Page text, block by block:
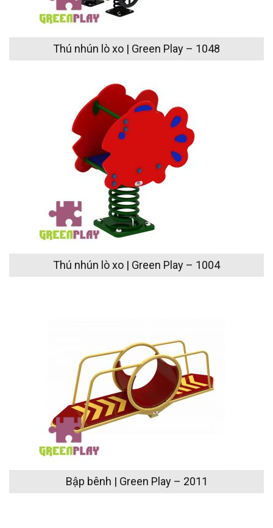
Thú nhún lò xo | Green Play – 1048
Thú nhún lò xo | Green Play – 1004
Bập bênh | Green Play – 2011